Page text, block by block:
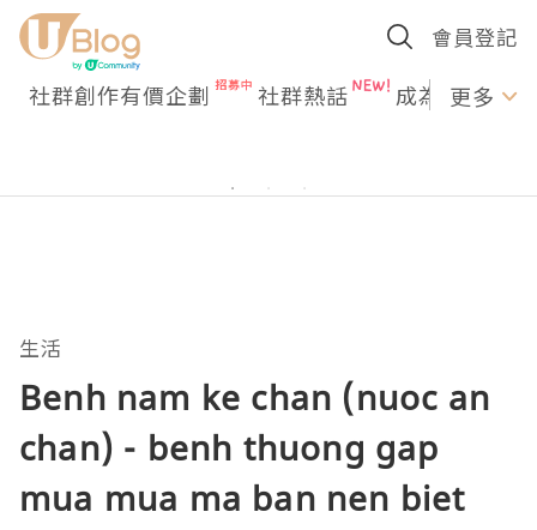
會員登記
社群創作有價企劃 社群熱話 成為U更多
生活
Benh nam ke chan (nuoc an
chan) - benh thuong gap
mua mua ma ban nen biet